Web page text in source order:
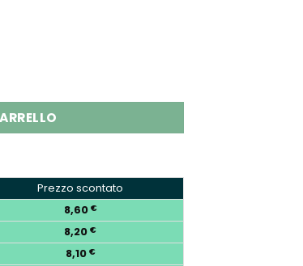
Vape Wholesale quantity
Prezzo scontato
8,60 €
8,20 €
8,10 €